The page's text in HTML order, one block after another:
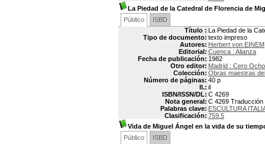
La Piedad de la Catedral de Florencia de
Público
ISBD
Título : La Piedad de la
Tipo de documento: texto impreso
Autores: Herbert von EINEM
Editorial: Cuenca : Alianza
Fecha de publicación: 1982
Otro editor: Madrid : Cero Ocho
Colección: Obras maestras
Número de páginas: 40 p
Il.: il
ISBN/ISSN/DL: C 4269
Nota general: C 4269 Traducción
Palabras clave: ESCULTURA
Clasificación: 759.5
Vida de Miguel Ángel en la vida de su
Público
ISBD